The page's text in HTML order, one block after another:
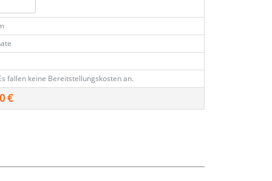
fallen keine Bereitstellungskosten an.
€